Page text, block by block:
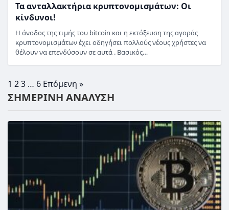
Τα ανταλλακτήρια κρυπτονομισμάτων: Οι
κίνδυνοι!
Η άνοδος της τιμής του bitcoin και η εκτόξευση της αγοράς
κρυπτονομισμάτων έχει οδηγήσει πολλούς νέους χρήστες να
θέλουν να επενδύσουν σε αυτά . Βασικός…
1 23 … 6 Επόμενη »
ΣΗΜΕΡΙΝΗ ΑΝΑΛΥΣΗ